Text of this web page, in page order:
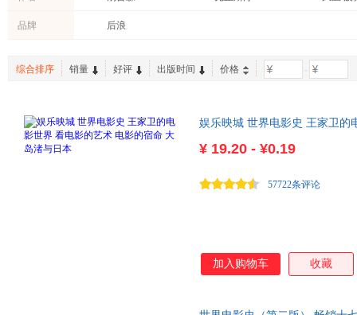
孔子
品牌 后浪
综合排序 销量 好评 出版时间 价格 -
娱乐映城 世界电影史 王家卫的
¥ 19.20 - ¥0.19
57722条评论
加入购物车 收藏